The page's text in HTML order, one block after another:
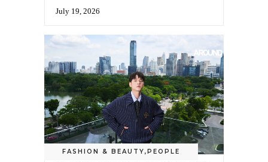
July 19, 2026
FASHION & BEAUTY, PEOPLE